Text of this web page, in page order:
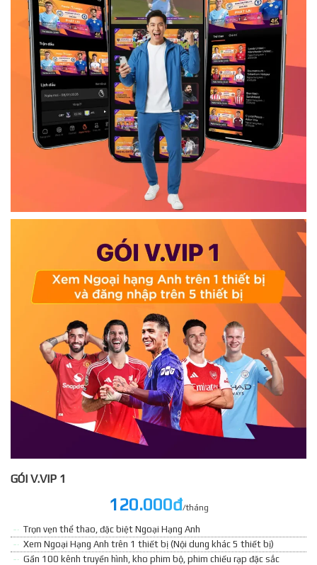
GÓI V.VIP 1
120.000đ/tháng
Trọn vẹn thể thao, đặc biệt Ngoại Hạng Anh
Xem Ngoại Hạng Anh trên 1 thiết bị (Nội dung khác 5 thiết bị)
Gần 100 kênh truyền hình, kho phim bộ, phim chiếu rạp đặc sắc